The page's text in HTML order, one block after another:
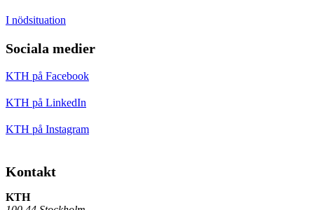
I nödsituation
Sociala medier
KTH på Facebook
KTH på LinkedIn
KTH på Instagram
Kontakt
KTH